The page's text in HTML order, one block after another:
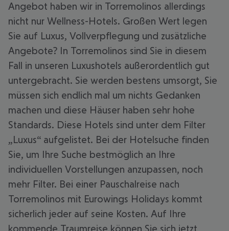
Angebot haben wir in Torremolinos allerdings
nicht nur Wellness-Hotels. Großen Wert legen
Sie auf Luxus, Vollverpflegung und zusätzliche
Angebote? In Torremolinos sind Sie in diesem
Fall in unseren Luxushotels außerordentlich gut
untergebracht. Sie werden bestens umsorgt, Sie
müssen sich endlich mal um nichts Gedanken
machen und diese Häuser haben sehr hohe
Standards. Diese Hotels sind unter dem Filter
„Luxus“ aufgelistet. Bei der Hotelsuche finden
Sie, um Ihre Suche bestmöglich an Ihre
individuellen Vorstellungen anzupassen, noch
mehr Filter. Bei einer Pauschalreise nach
Torremolinos mit Eurowings Holidays kommt
sicherlich jeder auf seine Kosten. Auf Ihre
kommende Traumreise können Sie sich jetzt